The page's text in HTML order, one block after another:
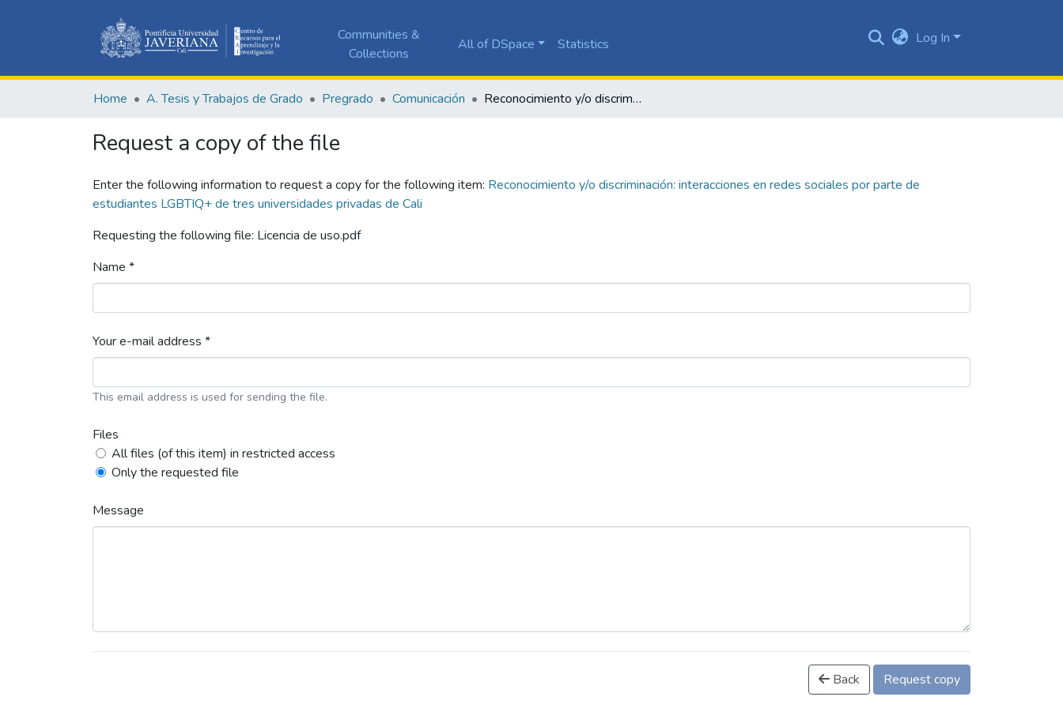
Communities &
Collections
All of DSpace Statistics Log In
Home A. Tesis y Trabajos de Grado Pregrado Comunicación Reconocimiento y/o discriminación: interacciones en redes sociales por parte de estudiantes LGBTIQ+ de tres universidades privadas de Cali
Request a copy of the file
Enter the following information to request a copy for the following item: Reconocimiento y/o discriminación: interacciones en redes sociales por parte de
estudiantes LGBTIQ+ de tres universidades privadas de Cali
Requesting the following file: Licencia de uso.pdf
Name *
Your e-mail address *
This email address is used for sending the file.
Files
All files (of this item) in restricted access
Only the requested file
Message
Back Request copy